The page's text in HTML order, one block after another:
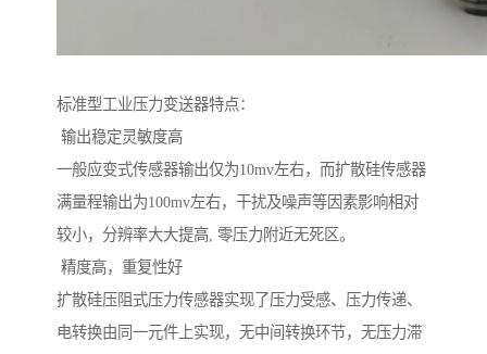
标准型工业压力变送器特点：
输出稳定灵敏度高
一般应变式传感器输出仅为10mv左右，而扩散硅传感器
满量程输出为100mv左右，干扰及噪声等因素影响相对
较小，分辨率大大提高, 零压力附近无死区。
精度高，重复性好
扩散硅压阻式压力传感器实现了压力受感、压力传递、
电转换由同一元件上实现，无中间转换环节，无压力滞